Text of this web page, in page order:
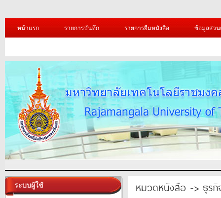
หน้าแรก รายการบันทึก รายการยืมหนังสือ ข้อมูลส่ว
ระบบผู้ใช้ หมวดหนังสือ -> ธุรกิ